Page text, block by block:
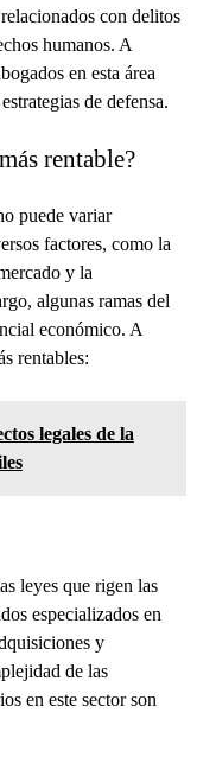
con delitos
humanos. A
en esta área
de defensa.
rentable?
puede variar
factores, como la
y la
algunas ramas del
económico. A
rentables:
legales de la
leyes que rigen las
especializados en
y
de las
en este sector son